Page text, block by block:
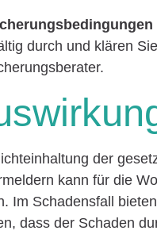
durch und klären
der
kann für die
Im Schadensfall
dass der Schaden